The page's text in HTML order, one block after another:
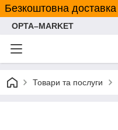
Безкоштовна
OPTA–MARKET
Товари та послуги